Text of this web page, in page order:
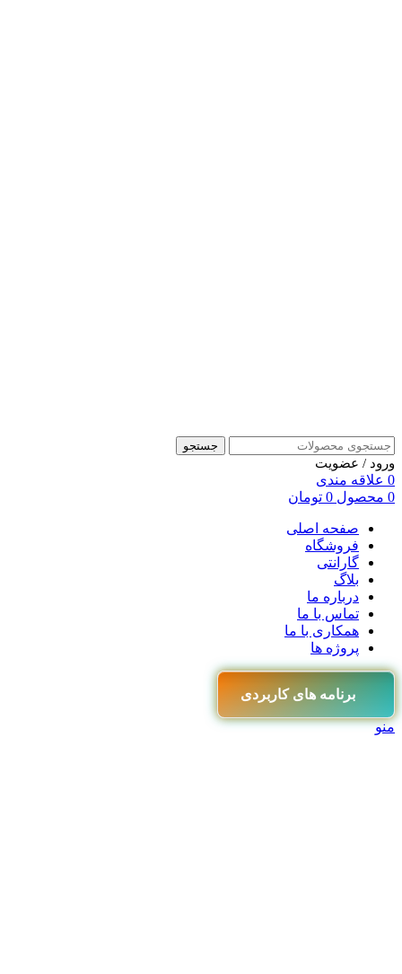
جستجو
ورود / عضویت
0 علاقه مندی
0 محصول 0 تومان
صفحه اصلی
فروشگاه
گارانتی
بلاگ
درباره ما
تماس با ما
همکاری با ما
پروژه ها
برنامه های کاربردی
منو